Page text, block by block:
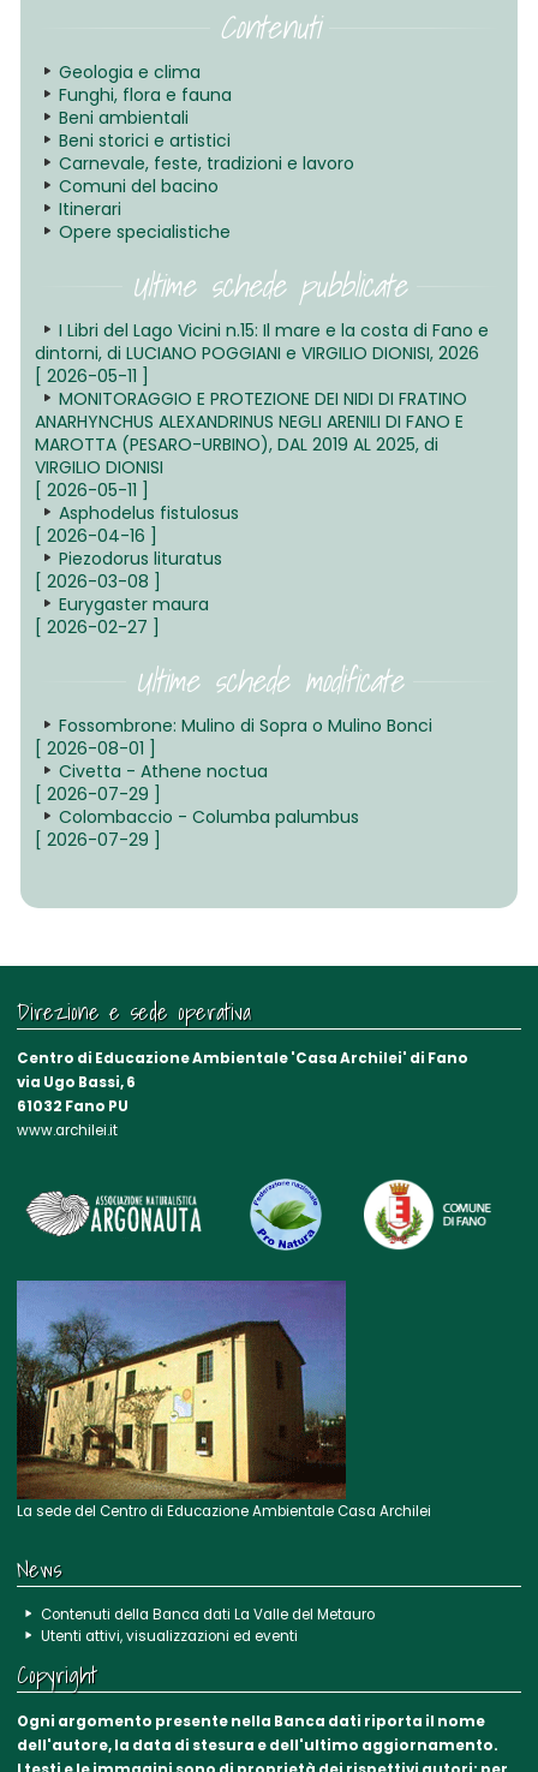
Contenuti
Geologia e clima
Funghi, flora e fauna
Beni ambientali
Beni storici e artistici
Carnevale, feste, tradizioni e lavoro
Comuni del bacino
Itinerari
Opere specialistiche
Ultime schede pubblicate
I Libri del Lago Vicini n.15: Il mare e la costa di Fano e
dintorni, di LUCIANO POGGIANI e VIRGILIO DIONISI, 2026
[ 2026-05-11 ]
MONITORAGGIO E PROTEZIONE DEI NIDI DI FRATINO
ANARHYNCHUS ALEXANDRINUS NEGLI ARENILI DI FANO E
MAROTTA (PESARO-URBINO), DAL 2019 AL 2025, di
VIRGILIO DIONISI
[ 2026-05-11 ]
Asphodelus fistulosus
[ 2026-04-16 ]
Piezodorus lituratus
[ 2026-03-08 ]
Eurygaster maura
[ 2026-02-27 ]
Ultime schede modificate
Fossombrone: Mulino di Sopra o Mulino Bonci
[ 2026-08-01 ]
Civetta - Athene noctua
[ 2026-07-29 ]
Colombaccio - Columba palumbus
[ 2026-07-29 ]
Direzione e sede operativa
Centro di Educazione Ambientale 'Casa Archilei' di Fano
via Ugo Bassi, 6
61032 Fano PU
www.archilei.it
La sede del Centro di Educazione Ambientale Casa Archilei
News
Contenuti della Banca dati La Valle del Metauro
Utenti attivi, visualizzazioni ed eventi
Copyright
Ogni argomento presente nella Banca dati riporta il nome
dell'autore, la data di stesura e dell'ultimo aggiornamento.